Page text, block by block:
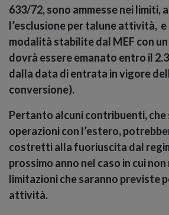
633/72, sono ammesse nei limiti,
l’esclusione per talune attività,
modalità stabilite dal MEF con
dovrà essere emanato entro il
dalla data di entrata in vigore
conversione).
Pertanto alcuni contribuenti,
operazioni con l’estero,
costretti alla fuoriuscita dal
prossimo anno nel caso in cui
limitazioni che saranno previste
attività.